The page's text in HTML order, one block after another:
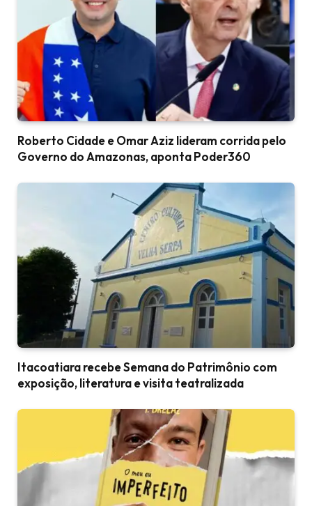
Roberto Cidade e Omar Aziz lideram corrida pelo
Governo do Amazonas, aponta Poder360
Itacoatiara recebe Semana do Patrimônio com
exposição, literatura e visita teatralizada